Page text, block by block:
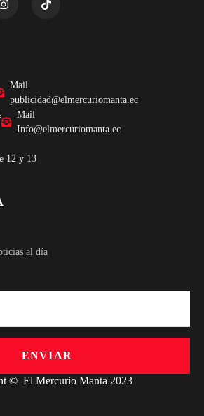
Mail
publicidad@elmercuriomanta.ec
Mail
Info@elmercuriomanta.ec
12 y 13
al día
ENVIAR
© El Mercurio Manta 2023